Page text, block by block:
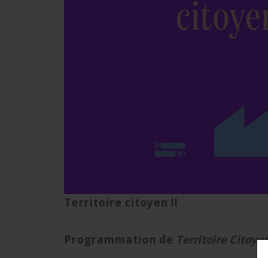
Territoire citoyen II
Programmation de Territoire